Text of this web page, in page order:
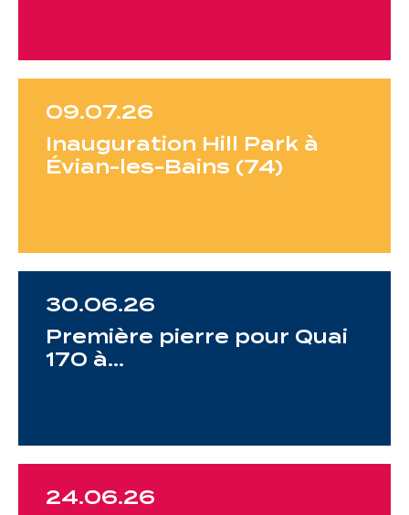
Notre histoire
Nous rejoindre
Nos métiers
09.07.26
Inauguration Hill Park à
Évian-les-Bains (74)
30.06.26
Première pierre pour Quai
170 à…
24.06.26